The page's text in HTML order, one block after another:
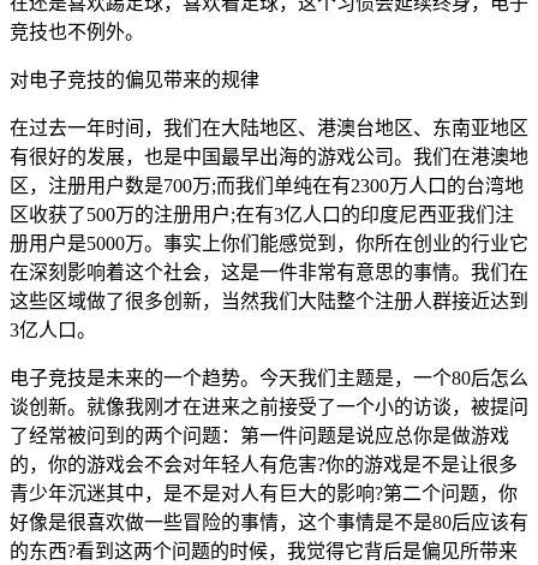
竞技也不例外。
对电子竞技的偏见带来的规律
在过去一年时间，我们在大陆地区、港澳台地区、东南亚地区
有很好的发展，也是中国最早出海的游戏公司。我们在港澳地
区，注册用户数是700万;而我们单纯在有2300万人口的台湾地
区收获了500万的注册用户;在有3亿人口的印度尼西亚我们注
册用户是5000万。事实上你们能感觉到，你所在创业的行业它
在深刻影响着这个社会，这是一件非常有意思的事情。我们在
这些区域做了很多创新，当然我们大陆整个注册人群接近达到
3亿人口。
电子竞技是未来的一个趋势。今天我们主题是，一个80后怎么
谈创新。就像我刚才在进来之前接受了一个小的访谈，被提问
了经常被问到的两个问题：第一件问题是说应总你是做游戏
的，你的游戏会不会对年轻人有危害?你的游戏是不是让很多
青少年沉迷其中，是不是对人有巨大的影响?第二个问题，你
好像是很喜欢做一些冒险的事情，这个事情是不是80后应该有
的东西?看到这两个问题的时候，我觉得它背后是偏见所带来